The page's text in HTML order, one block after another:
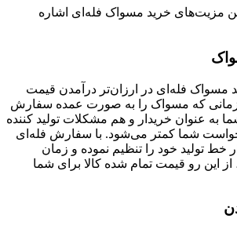
مزیت‌های خرید مسواک فله‌ای اشاره
مسواک فله‌ای در ارزان‌تر درآمدن قیمت
که مسواک را به صورت عمده سفارش
به عنوان خریدار و هم مشکلات تولید کننده
شما کمتر می‌شود. با سفارش فله‌ای
خط تولید خود را تنظیم نموده و زمان
این رو قیمت تمام شده کالا برای شما